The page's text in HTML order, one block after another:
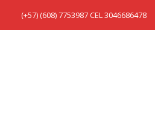
(+57) (608) 7753987 CEL 3046686478